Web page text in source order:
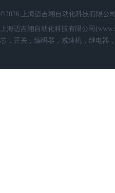
©2026 上海迈吉翊自动化科技有限公
上海迈吉翊自动化科技有限公司
芯，开关，编码器，减速机，继电器